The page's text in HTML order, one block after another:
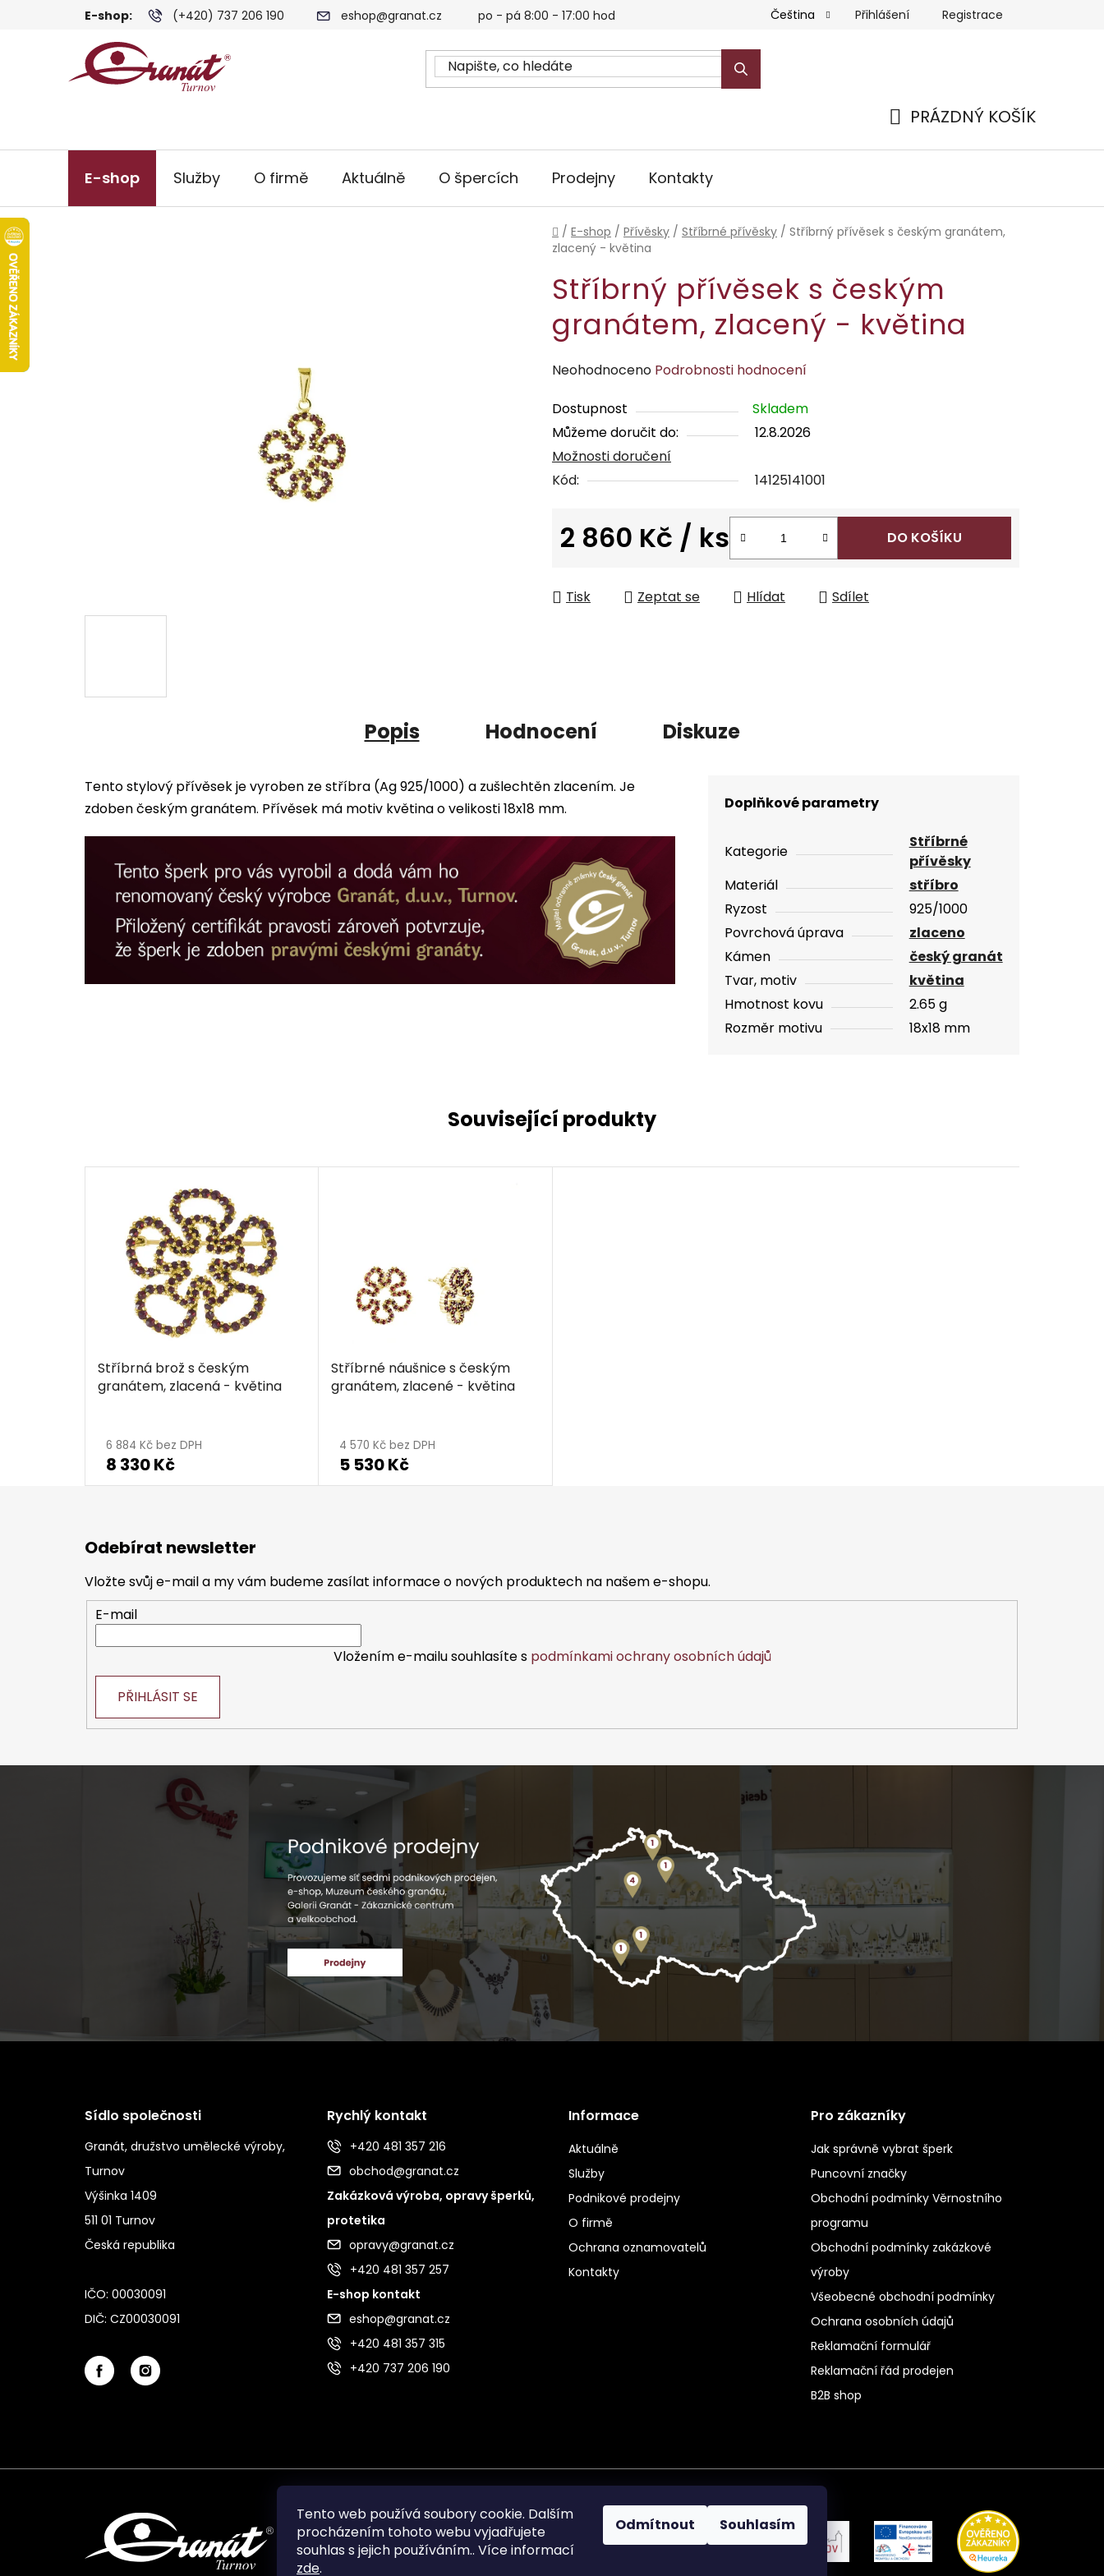
Tento web používá soubory cookie. Dalším
procházením tohoto webu vyjadřujete
souhlas s jejich používáním.. Více informací
zde.
Odmítnout Souhlasím
E-shop: (+420) 737 206 190 eshop@granat.cz po - pá 8:00 - 17:00 hod Čeština Přihlášení Registrace
PRÁZDNÝ KOŠÍK
E-shop Služby O firmě Aktuálně O špercích Prodejny Kontakty
Domů
/ E-shop / Přívěsky / Stříbrné přívěsky / Stříbrný přívěsek s českým granátem,
zlacený - květina
Stříbrný přívěsek s českým
granátem, zlacený - květina
Průměrné
produktu
je
0,0
z
hvězdiček.
Neohodnoceno Podrobnosti hodnocení
Dostupnost
Skladem
Můžeme doručit do:
12.8.2026
Možnosti doručení
Kód:
14125141001
2 860 Kč / ks DO KOŠÍKU
Tisk Zeptat se Hlídat Sdílet
Popis Hodnocení Diskuze
Tento stylový přívěsek je vyroben ze stříbra (Ag 925/1000) a zušlechtěn zlacením. Je
zdoben českým granátem. Přívěsek má motiv květina o velikosti 18x18 mm.
Doplňkové parametry
Kategorie
Stříbrné
přívěsky
Materiál
stříbro
Ryzost
925/1000
Povrchová úprava
zlaceno
Kámen
český granát
Tvar, motiv
květina
Hmotnost kovu
2.65 g
Rozměr motivu
18x18 mm
Související produkty
Stříbrná brož s českým
granátem, zlacená - květina
6 884 Kč bez DPH
8 330 Kč
Stříbrné náušnice s českým
granátem, zlacené - květina
4 570 Kč bez DPH
5 530 Kč
Odebírat newsletter
Vložte svůj e-mail a my vám budeme zasílat informace o nových produktech na našem e-shopu.
E-mail
Vložením e-mailu souhlasíte s podmínkami ochrany osobních údajů
PŘIHLÁSIT SE
Sídlo společnosti
Granát, družstvo umělecké výroby,
Turnov
Výšinka 1409
511 01 Turnov
Česká republika
IČO: 00030091
DIČ: CZ00030091
Rychlý kontakt
+420 481 357 216
obchod@granat.cz
Zakázková výroba, opravy šperků,
protetika
opravy@granat.cz
+420 481 357 257
E-shop kontakt
eshop@granat.cz
+420 481 357 315
+420 737 206 190
Informace
Aktuálně
Služby
Podnikové prodejny
O firmě
Ochrana oznamovatelů
Kontakty
Pro zákazníky
Jak správně vybrat šperk
Puncovní značky
Obchodní podmínky Věrnostního
programu
Obchodní podmínky zakázkové
výroby
Všeobecné obchodní podmínky
Ochrana osobních údajů
Reklamační formulář
Reklamační řád prodejen
B2B shop